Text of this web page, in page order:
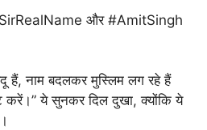
और #AmitSingh
हैं, नाम बदलकर मुस्लिम लग रहे हैं
करें।” ये सुनकर दिल दुखा, क्योंकि ये